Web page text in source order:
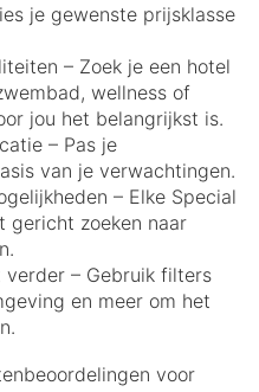
je gewenste prijsklasse
– Zoek je een hotel
wellness of
jou het belangrijkst is.
– Pas je
van je verwachtingen.
– Elke Special
gericht zoeken naar
– Gebruik filters
en meer om het
voor